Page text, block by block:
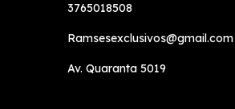
3765018508
Ramsesexclusivos@gmail.com
Av. Quaranta 5019